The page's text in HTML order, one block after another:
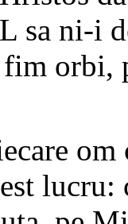
sa ni-i
orbi,
om